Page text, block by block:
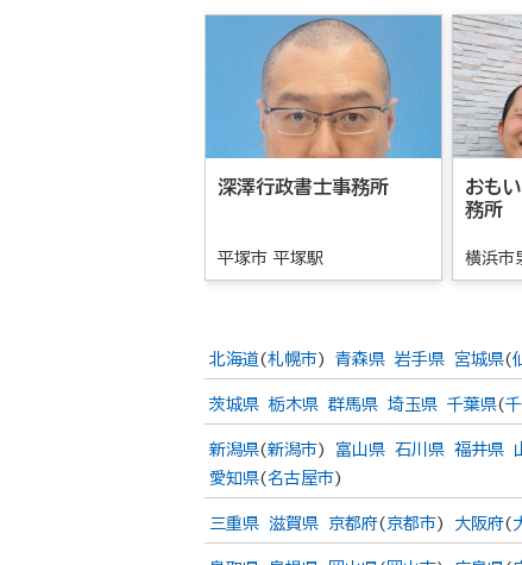
深澤行政書士事務所
平塚市 平塚駅
おも
務所
横浜市
北海道(札幌市) 青森県 岩手県 宮城県(
茨城県 栃木県 群馬県 埼玉県 千葉県(
新潟県(新潟市) 富山県 石川県 福井県
愛知県(名古屋市)
三重県 滋賀県 京都府(京都市) 大阪府(